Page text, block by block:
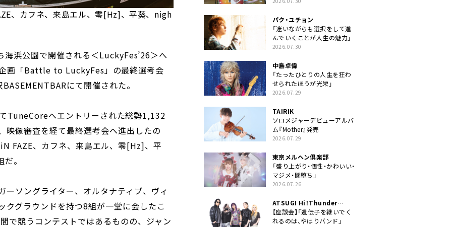
、カフネ、来島エル、零[Hz]、平葵、nigh
浜公園で開催される＜LuckyFes’26＞へ
画「Battle to LuckyFes」の最終選考会
にて開催された。
TuneCoreへエントリーされた総勢1,132
映像審査を経て最終選考会へ進出したの
FAZE、カフネ、来島エル、零[Hz]、平
。
ーソングライター、オルタナティブ、ヴィ
クグラウンドを持つ8組が一堂に会したこ
で競うコンテストではあるものの、ジャン
パク・ユチョン
「迷いながらも選択をして進
んでいくことが人生の魅力」
2026.07.30
中島卓偉
「たったひとりの人生を狂わ
せられたほうが光栄」
2026.07.29
TAIRIK
ソロメジャーデビューアルバ
ム『Mother』発売
2026.07.29
東京メルヘン倶楽部
「盛り上がり・個性・かわいい・
マジメ・闇堕ち」
2026.07.26
ATSUGI Hi！Thunder
Rock Festival
【座談会】「遺伝子を継いでく
れるのは、やはりバンド」